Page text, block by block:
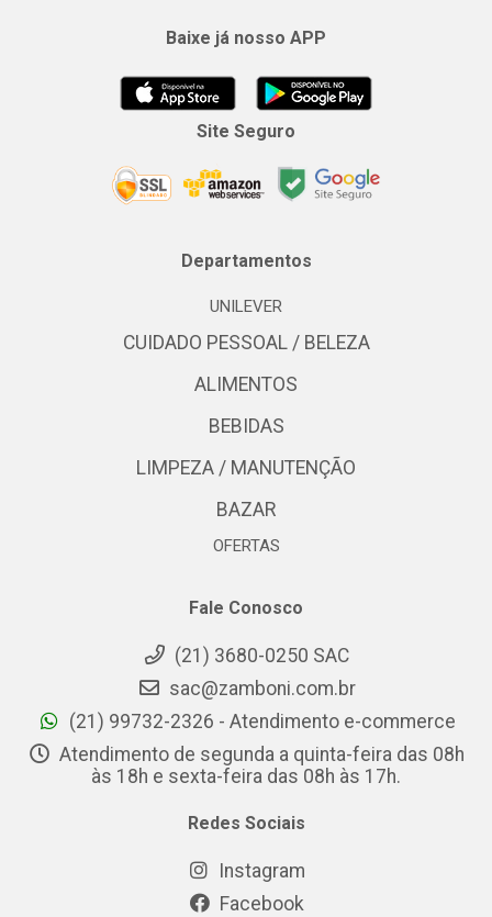
Baixe já nosso APP
Site Seguro
Departamentos
UNILEVER
CUIDADO PESSOAL / BELEZA
ALIMENTOS
BEBIDAS
LIMPEZA / MANUTENÇÃO
BAZAR
OFERTAS
Fale Conosco
(21) 3680-0250 SAC
sac@zamboni.com.br
(21) 99732-2326 - Atendimento e-commerce
Atendimento de segunda a quinta-feira das 08h
às 18h e sexta-feira das 08h às 17h.
Redes Sociais
Instagram
Facebook